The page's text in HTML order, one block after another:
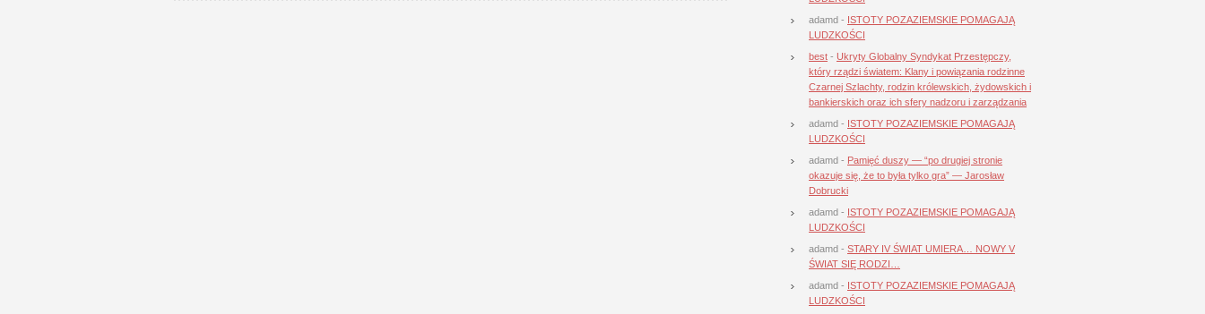
adamd - ISTOTY POZAZIEMSKIE POMAGAJĄ
LUDZKOŚCI
best - Ukryty Globalny Syndykat Przestępczy,
który rządzi światem: Klany i powiązania rodzinne
Czarnej Szlachty, rodzin królewskich, żydowskich i
bankierskich oraz ich sfery nadzoru i zarządzania
adamd - ISTOTY POZAZIEMSKIE POMAGAJĄ
LUDZKOŚCI
adamd - Pamięć duszy — “po drugiej stronie
okazuje się, że to była tylko gra” — Jarosław
Dobrucki
adamd - ISTOTY POZAZIEMSKIE POMAGAJĄ
LUDZKOŚCI
adamd - STARY IV ŚWIAT UMIERA… NOWY V
ŚWIAT SIĘ RODZI…
adamd - ISTOTY POZAZIEMSKIE POMAGAJĄ
LUDZKOŚCI